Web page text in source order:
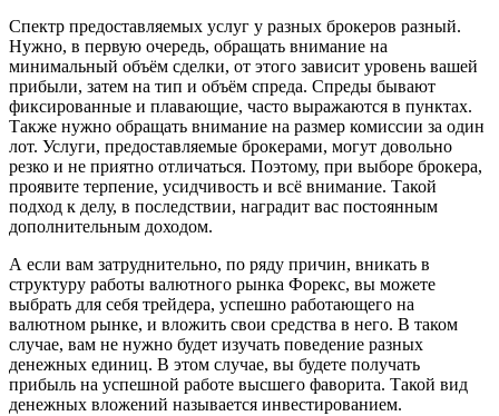
Спектр предоставляемых услуг у разных брокеров разный.
Нужно, в первую очередь, обращать внимание на
минимальный объём сделки, от этого зависит уровень вашей
прибыли, затем на тип и объём спреда. Спреды бывают
фиксированные и плавающие, часто выражаются в пунктах.
Также нужно обращать внимание на размер комиссии за один
лот. Услуги, предоставляемые брокерами, могут довольно
резко и не приятно отличаться. Поэтому, при выборе брокера,
проявите терпение, усидчивость и всё внимание. Такой
подход к делу, в последствии, наградит вас постоянным
дополнительным доходом.
А если вам затруднительно, по ряду причин, вникать в
структуру работы валютного рынка Форекс, вы можете
выбрать для себя трейдера, успешно работающего на
валютном рынке, и вложить свои средства в него. В таком
случае, вам не нужно будет изучать поведение разных
денежных единиц. В этом случае, вы будете получать
прибыль на успешной работе высшего фаворита. Такой вид
денежных вложений называется инвестированием.